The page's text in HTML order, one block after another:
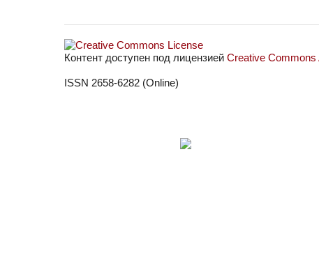
Контент доступен под лицензией Creative Commons
ISSN 2658-6282 (Online)